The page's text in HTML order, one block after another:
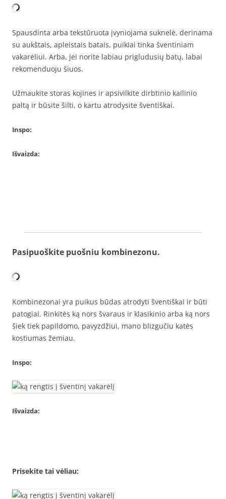
Spausdinta arba tekstūruota įvyniojama suknelė, derinama
su aukštais, apleistais batais, puikiai tinka šventiniam
vakarėliui. Arba, jei norite labiau prigludusių batų, labai
rekomenduoju šiuos.
Užmaukite storas kojines ir apsivilkite dirbtinio kailinio
paltą ir būsite šilti, o kartu atrodysite šventiškai.
Inspo:
Išvaizda:
Pasipuoškite puošniu kombinezonu.
Kombinezonai yra puikus būdas atrodyti šventiškai ir būti
patogiai. Rinkitės ką nors švaraus ir klasikinio arba ką nors
šiek tiek papildomo, pavyzdžiui, mano blizgučiu katės
kostiumas žemiau.
Inspo:
Išvaizda:
Prisekite tai vėliau: